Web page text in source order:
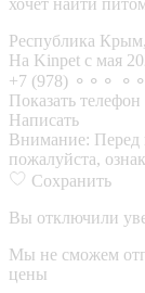
Республика
На Kinpet c мая
+7 (978) ⚬⚬⚬
Показать телефон
Написать
Внимание: Перед
пожалуйста,
Сохранить
Вы отключили
Мы не сможем
цены